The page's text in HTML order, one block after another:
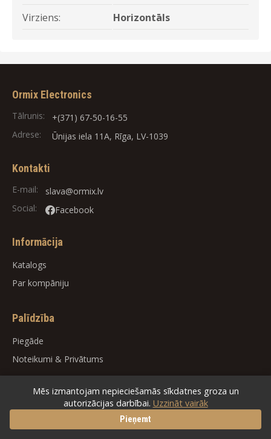
Virziens: Horizontāls
Ormix Electronics
Tālrunis:
+(371) 67-50-16-55
Adrese:
Ūnijas iela 11A, Rīga, LV-1039
Kontakti
E-mail:
slava@ormix.lv
Social:
Facebook
Informācija
Katalogs
Par kompāniju
Palīdzība
Piegāde
Noteikumi & Privātums
ORMIX . All rights reserved.
Mēs izmantojam nepieciešamās sīkdatnes groza un
autorizācijas darbībai. Uzzināt vairāk
Pieņemt